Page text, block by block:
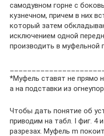
самодувном горне с
кузнечном, причем в них
который затем
исключением одной
производить в муфельной
*Муфель ставят не прямо
а на подставки из
Чтобы дать понятие об
приводим на табл. I фиг. 4
разрезах. Муфель m